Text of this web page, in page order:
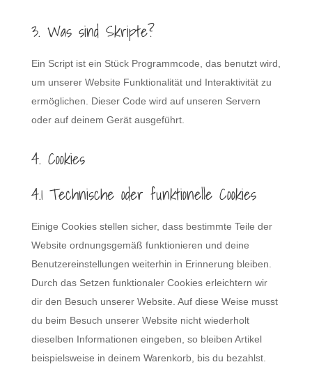
3. Was sind Skripte?
Ein Script ist ein Stück Programmcode, das benutzt wird,
um unserer Website Funktionalität und Interaktivität zu
ermöglichen. Dieser Code wird auf unseren Servern
oder auf deinem Gerät ausgeführt.
4. Cookies
4.1 Technische oder funktionelle Cookies
Einige Cookies stellen sicher, dass bestimmte Teile der
Website ordnungsgemäß funktionieren und deine
Benutzereinstellungen weiterhin in Erinnerung bleiben.
Durch das Setzen funktionaler Cookies erleichtern wir
dir den Besuch unserer Website. Auf diese Weise musst
du beim Besuch unserer Website nicht wiederholt
dieselben Informationen eingeben, so bleiben Artikel
beispielsweise in deinem Warenkorb, bis du bezahlst.